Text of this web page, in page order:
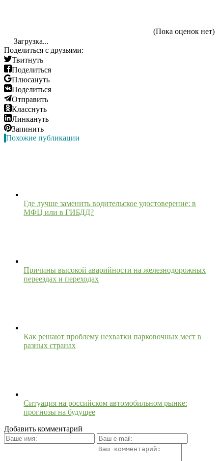
(Пока оценок нет)
Загрузка...
Поделиться с друзьями:
Твитнуть
Поделиться
Плюсануть
Поделиться
Отправить
Класснуть
Линкануть
Запинить
Похожие публикации
Где лучше заменить водительское удостоверение: в
МФЦ или в ГИБДД?
Причины высокой аварийности на железнодорожных
переездах и переходах
Как решают проблему нехватки парковочных мест в
разных странах
Ситуация на российском автомобильном рынке:
прогнозы на будущее
Добавить комментарий